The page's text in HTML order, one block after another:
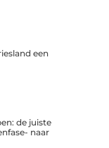
een
de juiste
naar